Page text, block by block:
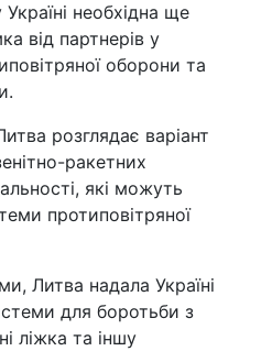
необхідна ще
від партнерів у
оборони та
розглядає варіант
ракетних
які можуть
протиповітряної
Литва надала Україні
для боротьби з
ліжка та іншу